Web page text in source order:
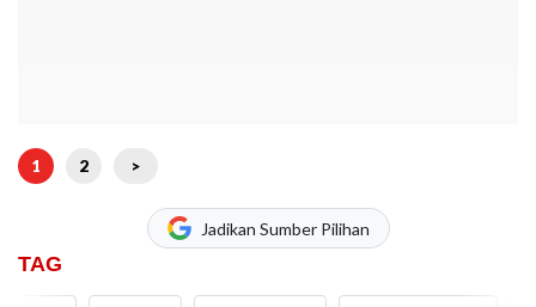
1 2 >
Jadikan Sumber Pilihan
TAG